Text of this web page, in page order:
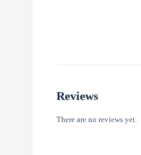
Reviews
There are no reviews yet.